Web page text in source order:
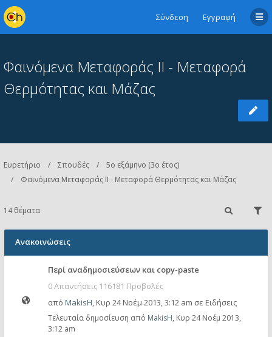
Σύνδεση Εγγραφή
Φαινόμενα Μεταφοράς II - Μεταφορά
Θερμότητας και Μάζας
Ευρετήριο Σπουδές
5ο εξάμηνο (3ο έτος)
Φαινόμενα Μεταφοράς II - Μεταφορά Θερμότητας και Μάζας
14 θέματα
Ανακοινώσεις
Περί αναδημοσιεύσεων και copy-paste
0 Απαντήσεις 116181 Προβολές
από MakisH, Κυρ 24 Νοέμ 2013, 3:12 am σε Ειδήσεις
Τελευταία δημοσίευση από MakisH, Κυρ 24 Νοέμ 2013,
3:12 am